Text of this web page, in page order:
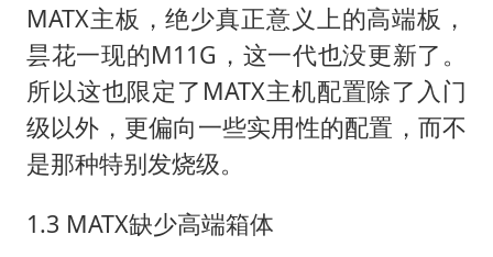
MATX主板，绝少真正意义上的高端板，
昙花一现的M11G，这一代也没更新了。
所以这也限定了MATX主机配置除了入门
级以外，更偏向一些实用性的配置，而不
是那种特别发烧级。
1.3 MATX缺少高端箱体